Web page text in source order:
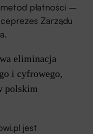
płatności –
Zarządu
eliminacja
i cyfrowego,
polskim
jest